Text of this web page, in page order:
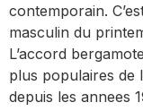
contemporain.
masculin du
L’accord
plus populaires de
depuis les annees